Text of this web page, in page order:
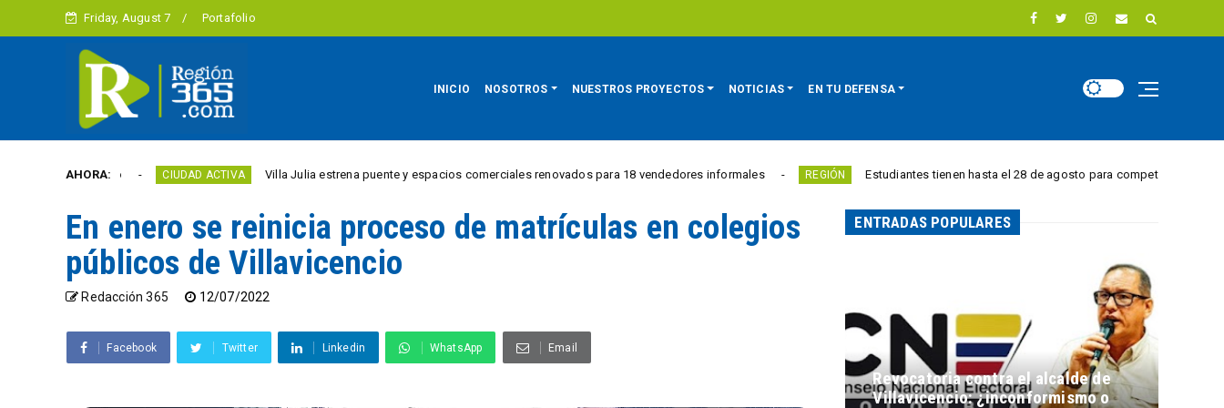
Friday, August 7 Portafolio
INICIO NOSOTROS NUESTROS PROYECTOS NOTICIAS EN TU DEFENSA
AHORA:CIUDAD ACTIVA Villa Julia estrena puente y espacios comerciales renovados para 18 vendedores informales REGIÓN Estudiantes tienen hasta el 28 de agosto para competir por 10.000 euros en
En enero se reinicia proceso de matrículas en colegios
públicos de Villavicencio
Redacción 365 12/07/2022
Facebook Twitter Linkedin WhatsApp Email
ENTRADAS POPULARES
Revocatoria contra el alcalde de
Villavicencio: ¿inconformismo o